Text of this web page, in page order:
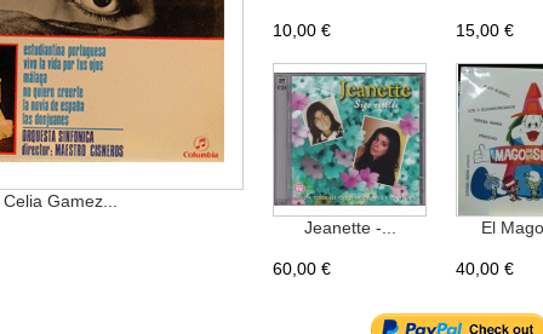
Celia Gamez...
10,00 € 15,00 €
Jeanette -...
60,00 €
El
40,00 €